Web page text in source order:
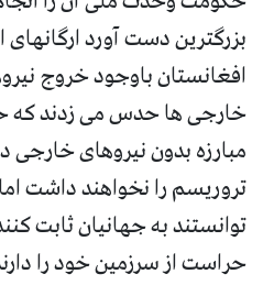
بزرگترین دست آورد
افغانستان باوجود خروج
خارجی ها حدس می زدند که
مبارزه بدون نیروهای خارجی
تروریسم را نخواهند داشت
توانستند به جهانیان ثابت
حراست از سرزمین خود را